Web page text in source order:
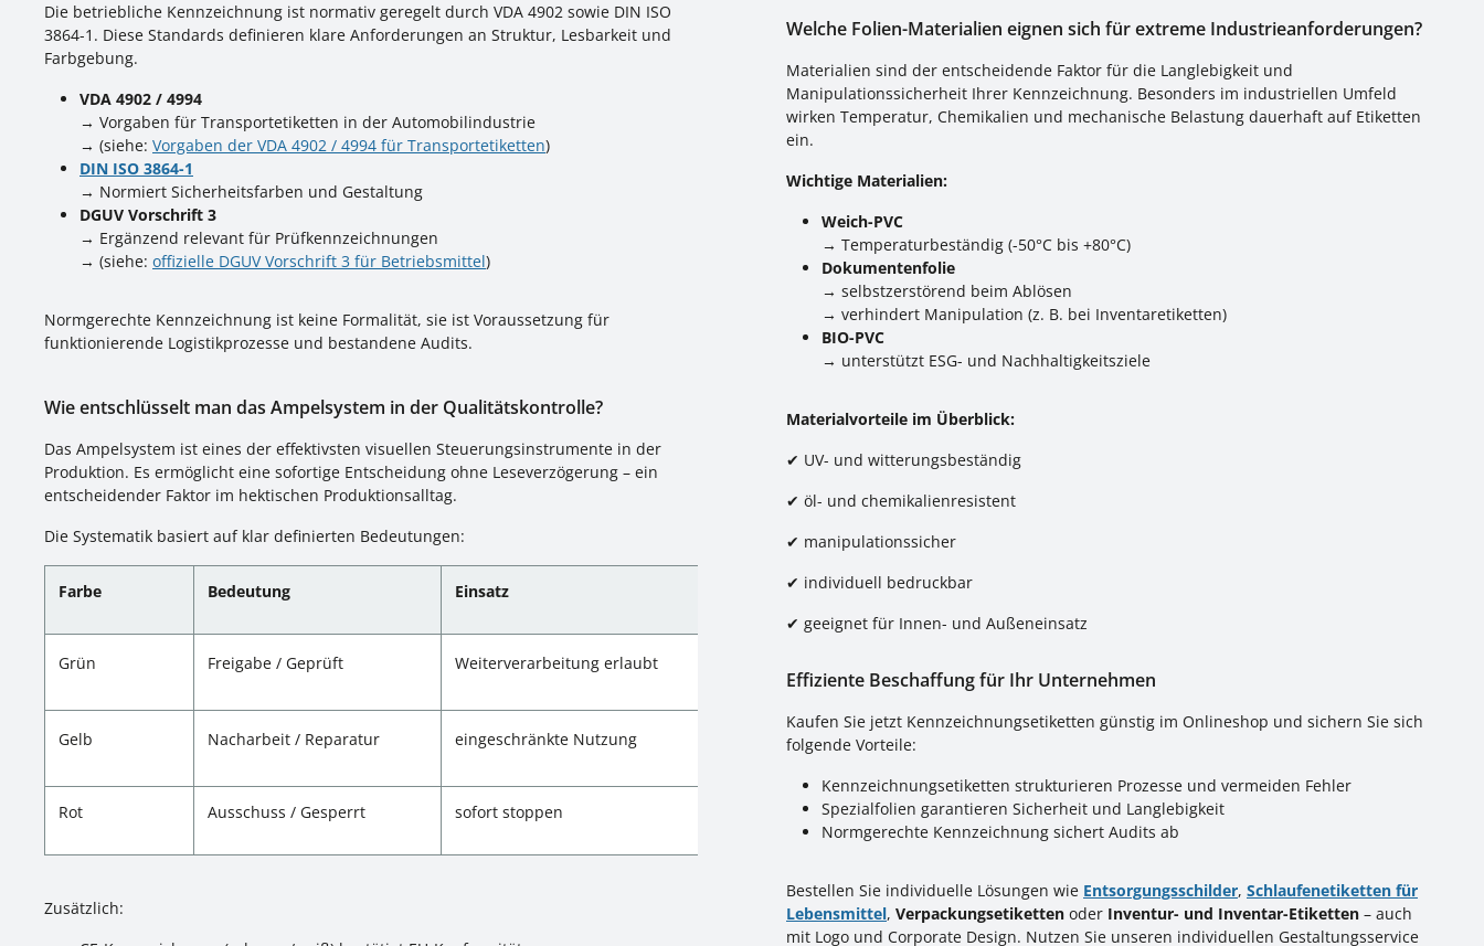
Die betriebliche Kennzeichnung ist normativ geregelt durch VDA 4902 sowie DIN ISO
3864-1. Diese Standards definieren klare Anforderungen an Struktur, Lesbarkeit und
Farbgebung.
VDA 4902 / 4994
→ Vorgaben für Transportetiketten in der Automobilindustrie
→ (siehe: Vorgaben der VDA 4902 / 4994 für Transportetiketten)
DIN ISO 3864-1
→ Normiert Sicherheitsfarben und Gestaltung
DGUV Vorschrift 3
→ Ergänzend relevant für Prüfkennzeichnungen
→ (siehe: offizielle DGUV Vorschrift 3 für Betriebsmittel)
Normgerechte Kennzeichnung ist keine Formalität, sie ist Voraussetzung für
funktionierende Logistikprozesse und bestandene Audits.
Wie entschlüsselt man das Ampelsystem in der Qualitätskontrolle?
Das Ampelsystem ist eines der effektivsten visuellen Steuerungsinstrumente in der
Produktion. Es ermöglicht eine sofortige Entscheidung ohne Leseverzögerung – ein
entscheidender Faktor im hektischen Produktionsalltag.
Die Systematik basiert auf klar definierten Bedeutungen:
Farbe Bedeutung Einsatz
Grün Freigabe / Geprüft Weiterverarbeitung erlaubt
Gelb Nacharbeit / Reparatur eingeschränkte Nutzung
Rot Ausschuss / Gesperrt sofort stoppen
Zusätzlich:
Welche Folien-Materialien eignen sich für extreme Industrieanforderungen?
Materialien sind der entscheidende Faktor für die Langlebigkeit und
Manipulationssicherheit Ihrer Kennzeichnung. Besonders im industriellen Umfeld
wirken Temperatur, Chemikalien und mechanische Belastung dauerhaft auf Etiketten
ein.
Wichtige Materialien:
Weich-PVC
→ Temperaturbeständig (-50°C bis +80°C)
Dokumentenfolie
→ selbstzerstörend beim Ablösen
→ verhindert Manipulation (z. B. bei Inventaretiketten)
BIO-PVC
→ unterstützt ESG- und Nachhaltigkeitsziele
Materialvorteile im Überblick:
✔ UV- und witterungsbeständig
✔ öl- und chemikalienresistent
✔ manipulationssicher
✔ individuell bedruckbar
✔ geeignet für Innen- und Außeneinsatz
Effiziente Beschaffung für Ihr Unternehmen
Kaufen Sie jetzt Kennzeichnungsetiketten günstig im Onlineshop und sichern Sie sich
folgende Vorteile:
Kennzeichnungsetiketten strukturieren Prozesse und vermeiden Fehler
Spezialfolien garantieren Sicherheit und Langlebigkeit
Normgerechte Kennzeichnung sichert Audits ab
Bestellen Sie individuelle Lösungen wie Entsorgungsschilder, Schlaufenetiketten für
Lebensmittel, Verpackungsetiketten oder Inventur- und Inventar-Etiketten – auch
mit Logo und Corporate Design. Nutzen Sie unseren individuellen Gestaltungsservice